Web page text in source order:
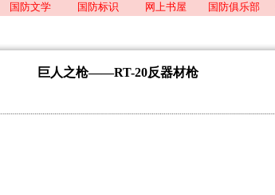
国防文学 国防标识 网上书屋 国防俱乐部
巨人之枪——RT-20反器材枪